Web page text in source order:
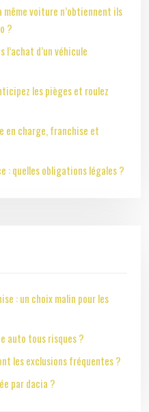
voiture n’obtiennent ils
?
d’un véhicule
les pièges et roulez
en charge, franchise et
: quelles obligations légales ?
: un choix malin pour les
auto tous risques ?
les exclusions fréquentes ?
par dacia ?